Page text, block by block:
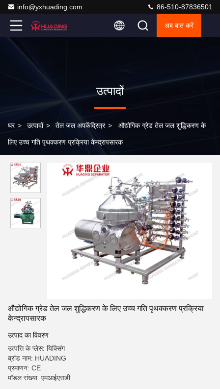
info@yxhuading.com 86-510-87836501
अब बात करें
उत्पादों
घर > उत्पादों > तेल जल अपकेंद्रित्र > औद्योगिक ग्रेड तेल जल शुद्धिकरण के
लिए उच्च गति पृथक्करण प्रक्रिया केन्द्रापसारक
औद्योगिक ग्रेड तेल जल शुद्धिकरण के लिए उच्च गति पृथक्करण प्रक्रिया
केन्द्रापसारक
उत्पाद का विवरण
उत्पत्ति के प्लेस: यिक्सिंग
ब्रांड नाम: HUADING
प्रमाणन: CE
मॉडल संख्या: एमआईएसडी